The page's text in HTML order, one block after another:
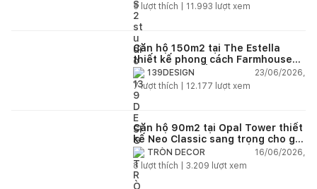
5 lượt thích | 11.993 lượt xem
Căn hộ 150m2 tại The Estella
thiết kế phong cách Farmhouse
thanh lịch và ấm áp
139DESIGN
23/06/2026,
7lượt thích | 12.177 lượt xem
Căn hộ 90m2 tại Opal Tower thiết
kế Neo Classic sang trọng cho gia
đình trẻ
TRÒN DECOR
16/06/2026,
8 lượt thích | 3.209 lượt xem